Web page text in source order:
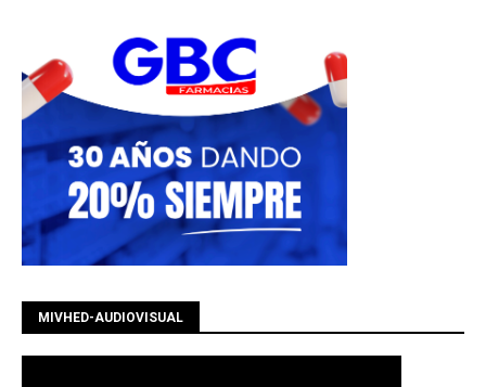
MIVHED-AUDIOVISUAL